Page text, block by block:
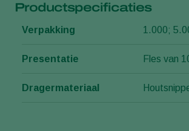
Productspecificaties
Verpakking 1.000;
Presentatie Fles van
Dragermateriaal